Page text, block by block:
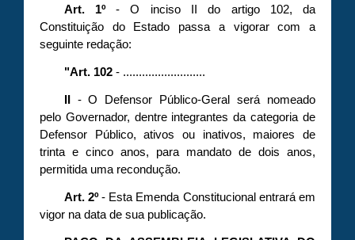
Art. 1º- O inciso II do artigo 102, da
Constituição do Estado passa a vigorar com a
seguinte redação:
"Art. 102- ..........................
- O Defensor Público-Geral será nomeado
pelo Governador, dentre integrantes da categoria de
Defensor Público, ativos ou inativos, maiores de
trinta e cinco anos, para mandato de dois anos,
permitida uma recondução.
Art. 2º- Esta Emenda Constitucional entrará em
vigor na data de sua publicação.